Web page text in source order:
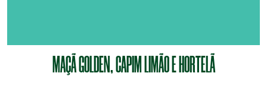
MAÇÃ GOLDEN, CAPIM LIMÃO E HORTELÃ